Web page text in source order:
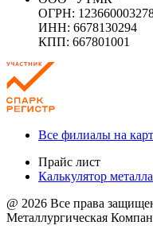
ОГРН:
ИНН: 6678130294
КПП: 667801001
Все филиалы на
Прайс лист
Калькулятор металла
@ 2026 Все права
Металлургическая